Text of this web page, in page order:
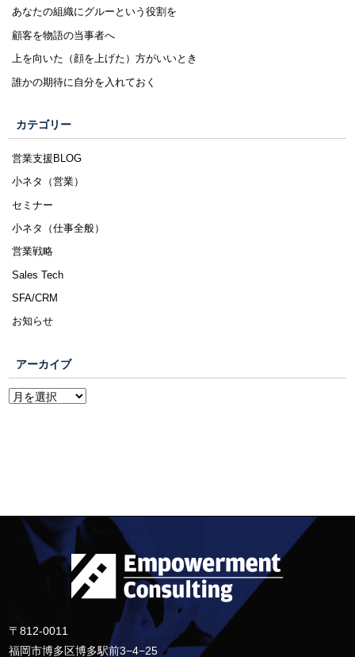
あなたの組織にグルーという役割を
顧客を物語の当事者へ
上を向いた（顔を上げた）方がいいとき
誰かの期待に自分を入れておく
カテゴリー
営業支援BLOG
小ネタ（営業）
セミナー
小ネタ（仕事全般）
営業戦略
Sales Tech
SFA/CRM
お知らせ
アーカイブ
〒812-0011
福岡市博多区博多駅前3−4−25